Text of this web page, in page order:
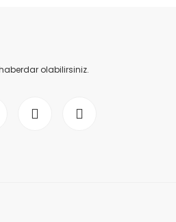
olabilirsiniz.